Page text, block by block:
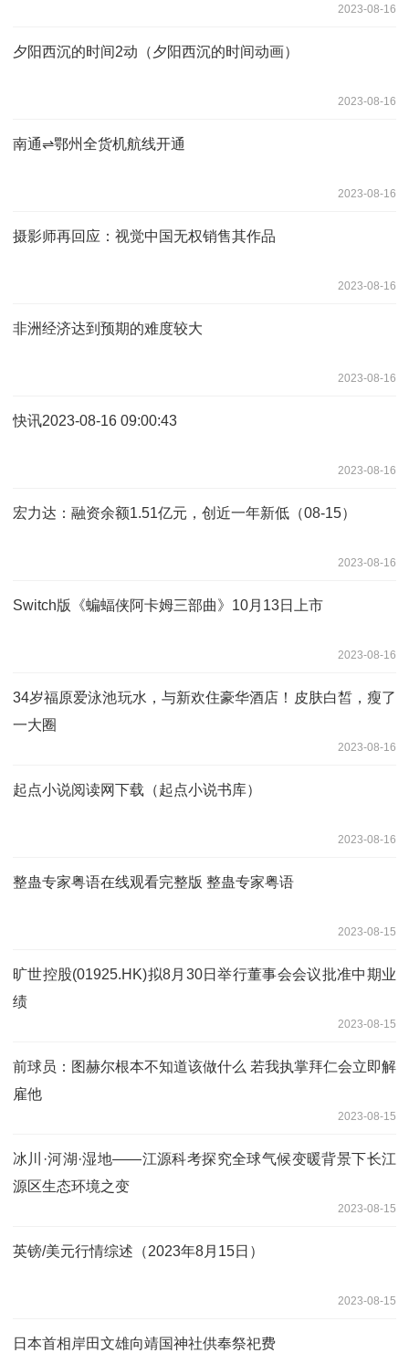
2023-08-16
夕阳西沉的时间2动（夕阳西沉的时间动画）
2023-08-16
南通⇌鄂州全货机航线开通
2023-08-16
摄影师再回应：视觉中国无权销售其作品
2023-08-16
非洲经济达到预期的难度较大
2023-08-16
快讯2023-08-16 09:00:43
2023-08-16
宏力达：融资余额1.51亿元，创近一年新低（08-15）
2023-08-16
Switch版《蝙蝠侠阿卡姆三部曲》10月13日上市
2023-08-16
34岁福原爱泳池玩水，与新欢住豪华酒店！皮肤白皙，瘦了
一大圈
2023-08-16
起点小说阅读网下载（起点小说书库）
2023-08-16
整蛊专家粤语在线观看完整版 整蛊专家粤语
2023-08-15
旷世控股(01925.HK)拟8月30日举行董事会会议批准中期业
绩
2023-08-15
前球员：图赫尔根本不知道该做什么 若我执掌拜仁会立即解
雇他
2023-08-15
冰川·河湖·湿地——江源科考探究全球气候变暖背景下长江
源区生态环境之变
2023-08-15
英镑/美元行情综述（2023年8月15日）
2023-08-15
日本首相岸田文雄向靖国神社供奉祭祀费